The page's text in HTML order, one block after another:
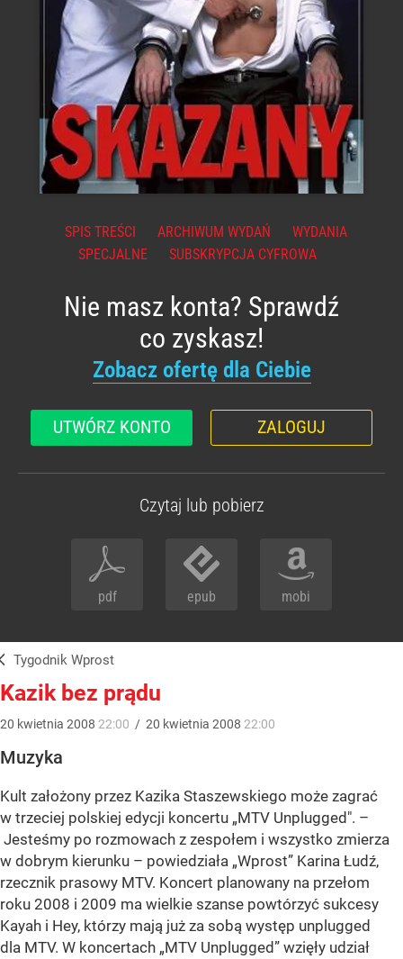
SPIS TREŚCI ARCHIWUM WYDAŃ
WYDANIA
SPECJALNE
SUBSKRYPCJA CYFROWA
Nie masz konta? Sprawdź
co zyskasz!
Zobacz ofertę dla Ciebie
UTWÓRZ KONTO ZALOGUJ
Czytaj lub pobierz
pdf epub mobi
Tygodnik Wprost
Kazik bez prądu
20 kwietnia 2008 22:00 / 20 kwietnia 2008 22:00
Muzyka
Kult założony przez Kazika Staszewskiego może zagrać
w trzeciej polskiej edycji koncertu „MTV Unplugged". –
Jesteśmy po rozmowach z zespołem i wszystko zmierza
w dobrym kierunku – powiedziała „Wprost” Karina Łudź,
rzecznik prasowy MTV. Koncert planowany na przełom
roku 2008 i 2009 ma wielkie szanse powtórzyć sukcesy
Kayah i Hey, którzy mają już za sobą występ unplugged
dla MTV. W koncertach „MTV Unplugged” wzięły udział